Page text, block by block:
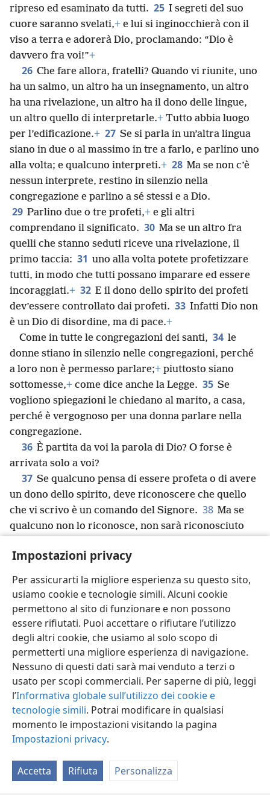
Impostazioni privacy
Per assicurarti la migliore esperienza su questo sito,
usiamo cookie e tecnologie simili. Alcuni cookie
permettono al sito di funzionare e non possono
essere rifiutati. Puoi accettare o rifiutare l’utilizzo
degli altri cookie, che usiamo al solo scopo di
permetterti una migliore esperienza di navigazione.
Nessuno di questi dati sarà mai venduto a terzi o
usato per scopi commerciali. Per saperne di più, leggi
l’Informativa globale sull’utilizzo dei cookie e
tecnologie simili. Potrai modificare in qualsiasi
momento le impostazioni visitando la pagina
Impostazioni privacy.
Accetta Rifiuta Personalizza
ripreso ed esaminato da tutti. 25 I segreti del suo
cuore saranno svelati,+ e lui si inginocchierà con il
viso a terra e adorerà Dio, proclamando: “Dio è
davvero fra voi!”+
26 Che fare allora, fratelli? Quando vi riunite, uno
ha un salmo, un altro ha un insegnamento, un altro
ha una rivelazione, un altro ha il dono delle lingue,
un altro quello di interpretarle.+ Tutto abbia luogo
per l’edificazione.+ 27 Se si parla in un’altra lingua
siano in due o al massimo in tre a farlo, e parlino uno
alla volta; e qualcuno interpreti.+ 28 Ma se non c’è
nessun interprete, restino in silenzio nella
congregazione e parlino a sé stessi e a Dio.
29 Parlino due o tre profeti,+ e gli altri
comprendano il significato. 30 Ma se un altro fra
quelli che stanno seduti riceve una rivelazione, il
primo taccia: 31 uno alla volta potete profetizzare
tutti, in modo che tutti possano imparare ed essere
incoraggiati.+ 32 E il dono dello spirito dei profeti
dev’essere controllato dai profeti. 33 Infatti Dio non
è un Dio di disordine, ma di pace.+
Come in tutte le congregazioni dei santi, 34 le
donne stiano in silenzio nelle congregazioni, perché
a loro non è permesso parlare;+ piuttosto siano
sottomesse,+ come dice anche la Legge. 35 Se
vogliono spiegazioni le chiedano al marito, a casa,
perché è vergognoso per una donna parlare nella
congregazione.
36 È partita da voi la parola di Dio? O forse è
arrivata solo a voi?
37 Se qualcuno pensa di essere profeta o di avere
un dono dello spirito, deve riconoscere che quello
che vi scrivo è un comando del Signore. 38 Ma se
qualcuno non lo riconosce, non sarà riconosciuto
ogni modo di profetizzare,
parlare in altre lingue.
Comunque, tutto abbia
luogo dignitosamente e con ordine.
Italiano Condividi Impostazioni
Copyright© 2026 Watch Tower Bible and Tract Society of Pennsylvania
Condizioni d’uso Informativa sulla privacy
Impostazioni privacy
JW.ORG
Accedi